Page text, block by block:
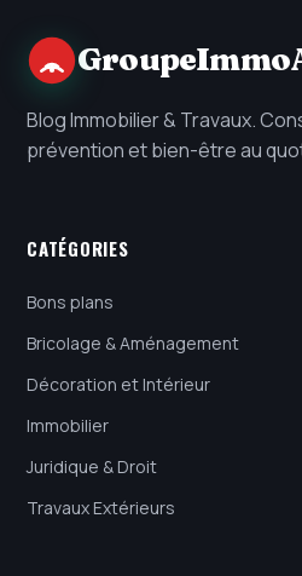
Blog Immobilier & Travaux.
prévention et bien-être au
CATÉGORIES
Bons plans
Bricolage & Aménagement
Décoration et Intérieur
Immobilier
Juridique & Droit
Travaux Extérieurs